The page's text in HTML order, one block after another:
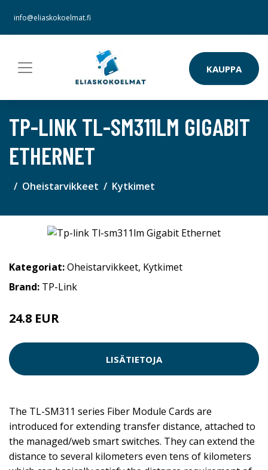
info@eliaskokoelmat.fi
KAUPPA
TP-LINK TL-SM311LM GIGABIT
ETHERNET
Oheistarvikkeet Kytkimet
Kategoriat:Oheistarvikkeet, Kytkimet
Brand: TP-Link
24.8 EUR
LISÄTIETOJA
The TL-SM311 series Fiber Module Cards are
introduced for extending transfer distance, attached to
the managed/web smart switches. They can extend the
distance to several kilometers even tens of kilometers